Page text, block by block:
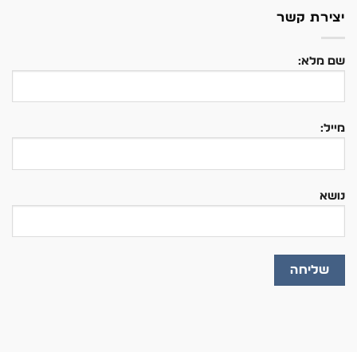
יצירת קשר
שם מלא:
מייל:
נושא